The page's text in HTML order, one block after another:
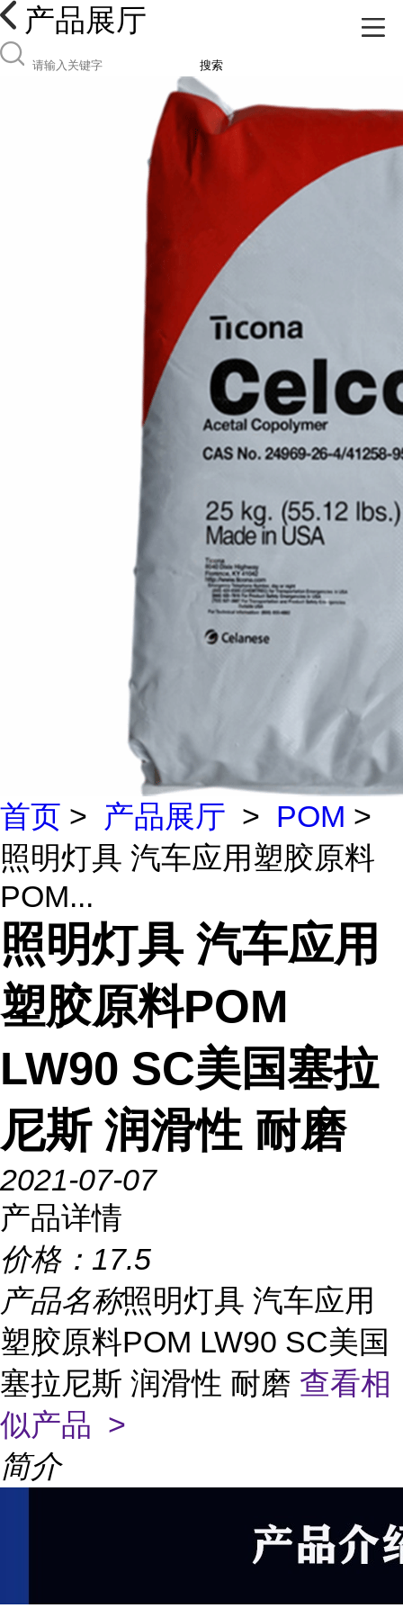
产品展厅
搜索
首页 > 产品展厅 > POM >
照明灯具 汽车应用塑胶原料
POM...
照明灯具 汽车应用
塑胶原料POM
LW90 SC美国塞拉
尼斯 润滑性 耐磨
2021-07-07
产品详情
价格： 17.5
产品名称照明灯具 汽车应用
塑胶原料POM LW90 SC美国
塞拉尼斯 润滑性 耐磨 查看相
似产品 >
简介